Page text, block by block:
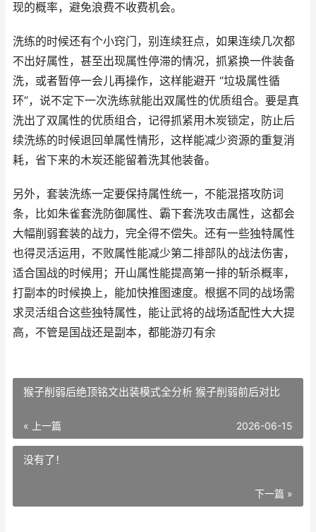
现的概率，避免浪费不收费机会。
洗练的时候还有个小窍门，别连续狂点，如果连续几次都
不出好属性，甚至出现属性停滞的情况，抓紧换一件装备
洗，或者暂停一会儿再操作，这样能避开 “垃圾属性循
环”，说不定下一次洗练就能出双属性的优质组合。要是真
洗出了双属性的优质组合，记得抓紧用木炭锁定，防止后
续洗练的时候退回单属性情形，这样能减少资源的重复消
耗，省下来的木炭还能留着洗其他装备。
另外，套装洗练一定要保持属性统一，不能混搭攻防词
条，比如朱雀套洗防御属性、霸下套洗攻击属性，这都会
大幅削弱套装的战力，完全得不偿失。还有一些独特属性
也得灵活运用，不败属性能减少第二排部队的战法伤害，
适合国战的时候用；开山属性能提高第一排的斩杀概率，
打副本的时候换上，能加快推图速度。根据不同的战场需
求灵活组合这些独特属性，能让武将的战场适配性大大提
高，不管是国战还是副本，都能游刃有余
猴子削弱后绝顶铭文出装模式全分析 猴子削弱前后对比
« 上一篇 2026-06-15
没有了！
下一篇 »